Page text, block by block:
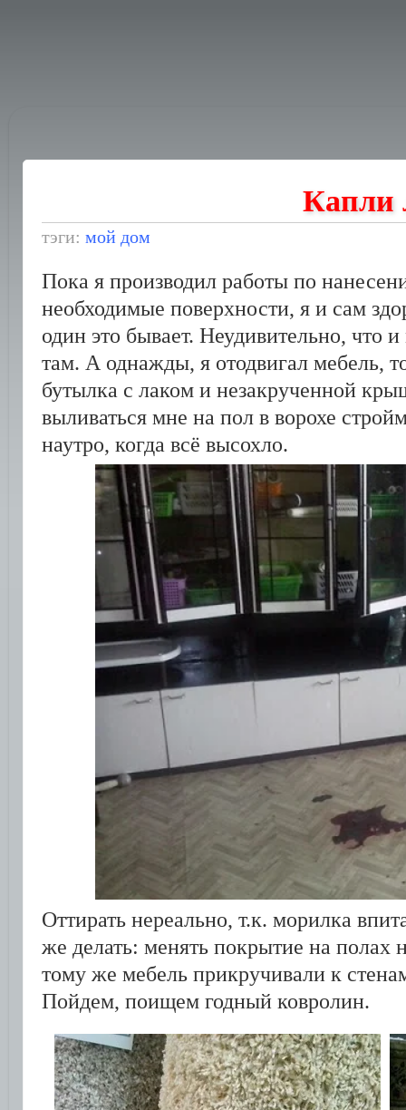
Капли
тэги: мой дом
Пока я производил работы по
необходимые поверхности, я и сам
один это бывает. Неудивительно, что
там. А однажды, я отодвигал мебель,
бутылка с лаком и незакрученной
выливаться мне на пол в ворохе
наутро, когда всё высохло.
Оттирать нереально, т.к. морилка
же делать: менять покрытие на полах
тому же мебель прикручивали к
Пойдем, поищем годный ковролин.